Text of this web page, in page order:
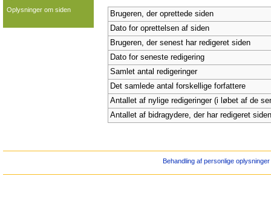
Brugeren, der oprettede siden
Dato for oprettelsen af siden
Brugeren, der senest har redigeret siden
Dato for seneste redigering
Samlet antal redigeringer
Det samlede antal forskellige forfattere
Antallet af nylige redigeringer (i løbet af de
Antallet af bidragydere, der har redigeret
Oplysninger om siden
Behandling af personlige oplysninger